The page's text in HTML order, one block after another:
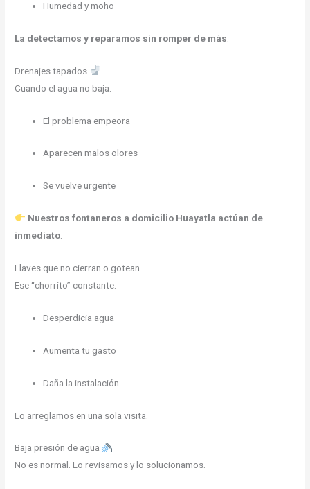
Humedad y moho
La detectamos y reparamos sin romper de más
Drenajes tapados
Cuando el agua no baja:
El problema empeora
Aparecen malos olores
Se vuelve urgente
Nuestros fontaneros a domicilio Huayatla actúan de
inmediato
Llaves que no cierran o gotean
Ese “chorrito” constante:
Desperdicia agua
Aumenta tu gasto
Daña la instalación
Lo arreglamos en una sola visita.
Baja presión de agua
No es normal. Lo revisamos y lo solucionamos.